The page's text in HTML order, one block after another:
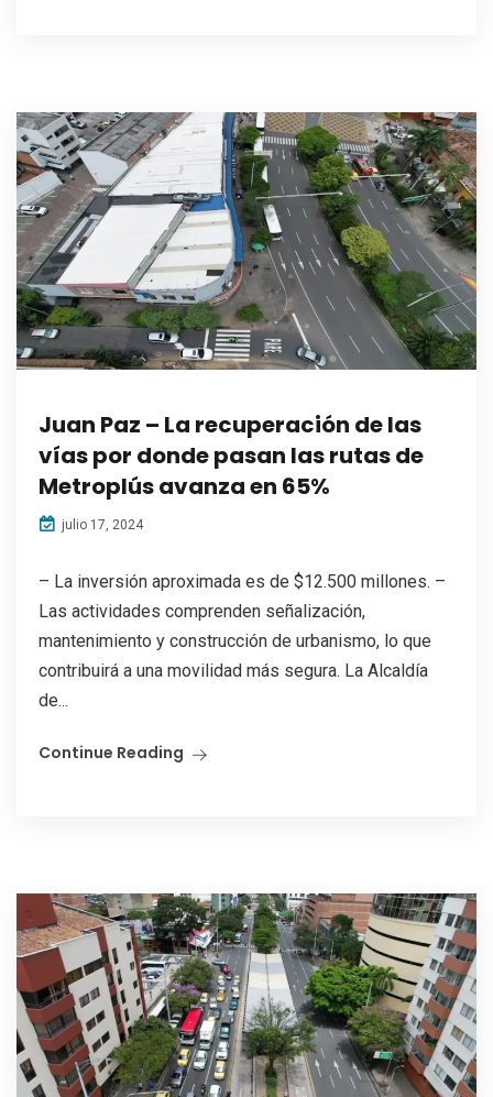
Juan Paz – La recuperación de las
vías por donde pasan las rutas de
Metroplús avanza en 65%
julio 17, 2024
– La inversión aproximada es de $12.500 millones. –
Las actividades comprenden señalización,
mantenimiento y construcción de urbanismo, lo que
contribuirá a una movilidad más segura. La Alcaldía
de...
Continue Reading